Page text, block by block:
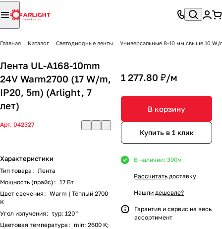
Главная Каталог Светодиодные ленты Универсальные 8-10 мм свыше 10 W/
Лента UL-A168-10mm
24V Warm2700 (17 W/m,
IP20, 5m) (Arlight, 7
лет)
Арт. 042327
Характеристики
Тип товара : Лента
Мощность (прайс) : 17 Вт
Цвет свечения : Warm | Тёплый 2700
K
Угол излучения : typ: 120 °
Цветовая температура : min: 2600 K;
1 277.80 ₽/м
В корзину
Купить в 1 клик
В наличии: 390м
Рассчитать доставку
Нашли дешевле?
Гарантия и сервис на весь
ассортимент